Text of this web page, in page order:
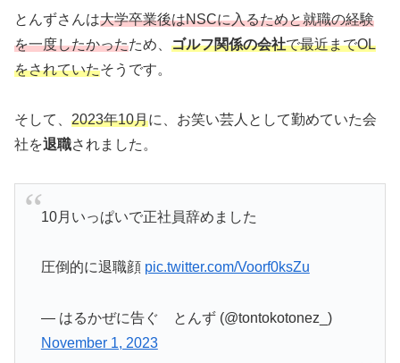
とんずさんは大学卒業後はNSCに入るためと就職の経験
を一度したかったため、 ゴルフ関係の会社で最近までOL
をされていたそうです。
そして、 2023年10月に、お笑い芸人として勤めていた会
社を退職されました。
10月いっぱいで正社員辞めました
圧倒的に退職顔 pic.twitter.com/Voorf0ksZu
— はるかぜに告ぐ とんず (@tontokotonez_)
November 1, 2023